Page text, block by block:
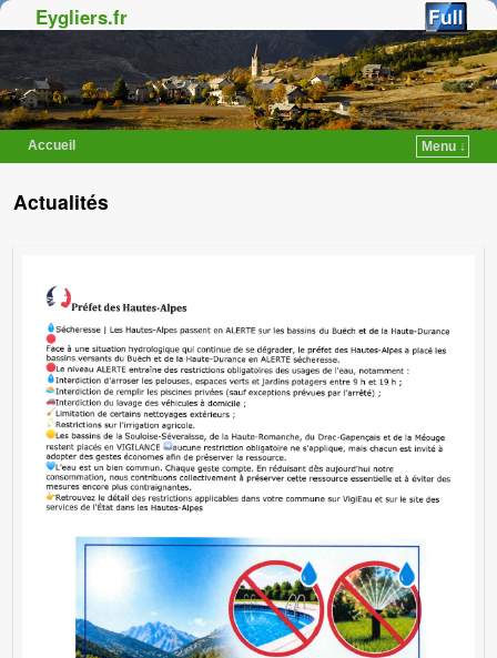
Eygliers.fr
Accueil
Menu ↓
Actualités